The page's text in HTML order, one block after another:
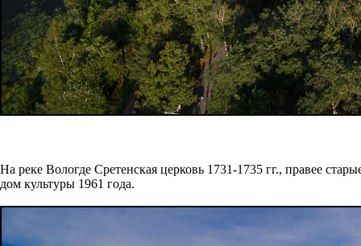
На реке Вологде Сретенская церковь 1731-1735 гг., правее
дом культуры 1961 года.